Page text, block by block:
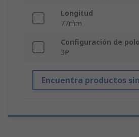
Longitud
77mm
Configuración de
3P
Encuentra productos